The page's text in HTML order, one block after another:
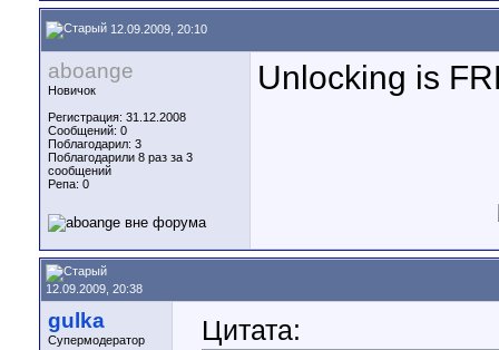
12.09.2009, 20:10
aboange
Новичок
Регистрация: 31.12.2008
Сообщений: 0
Поблагодарил: 3
Поблагодарили 8 раз за 3
сообщений
Репа: 0
Unlocking is
12.09.2009, 20:38
gulka
Супермодератор Цитата: